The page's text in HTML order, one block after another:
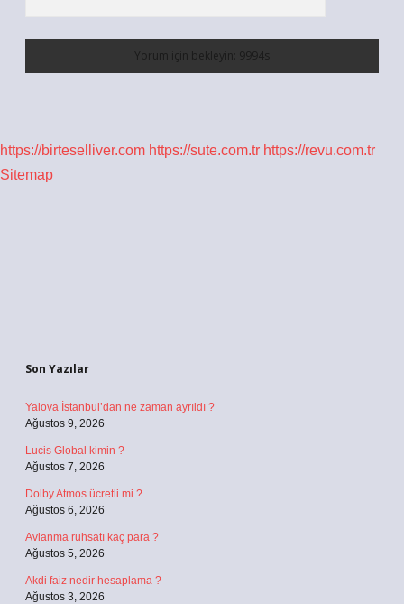
https://birteselliver.com https://sute.com.tr https://revu.com.tr
Sitemap
Son Yazılar
Yalova İstanbul’dan ne zaman ayrıldı ?
Ağustos 9, 2026
Lucis Global kimin ?
Ağustos 7, 2026
Dolby Atmos ücretli mi ?
Ağustos 6, 2026
Avlanma ruhsatı kaç para ?
Ağustos 5, 2026
Akdi faiz nedir hesaplama ?
Ağustos 3, 2026